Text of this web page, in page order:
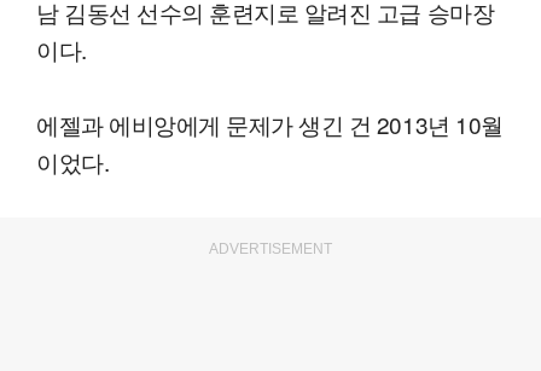
남 김동선 선수의 훈련지로 알려진 고급 승마장
이다.
에젤과 에비앙에게 문제가 생긴 건 2013년 10월
이었다.
ADVERTISEMENT